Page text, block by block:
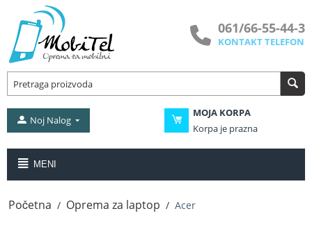
061/66-55-44-3
KONTAKT TELEFON
MOJA KORPA
Korpa je prazna
Noj Nalog
MENI
Početna / Oprema za laptop / Acer